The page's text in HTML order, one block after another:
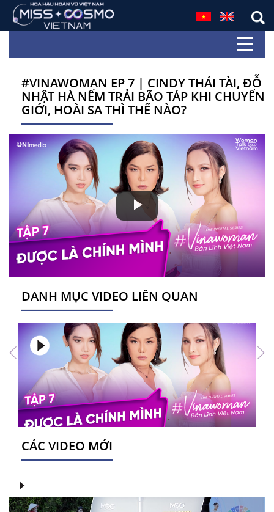
#VINAWOMAN EP 7 | CINDY THÁI TÀI, ĐỖ
NHẬT HÀ NẾM TRẢI BÃO TÁP KHI CHUYỂN
GIỚI, HOÀI SA THÌ THẾ NÀO?
Play
Video
DANH MỤC VIDEO LIÊN QUAN
CÁC VIDEO MỚI